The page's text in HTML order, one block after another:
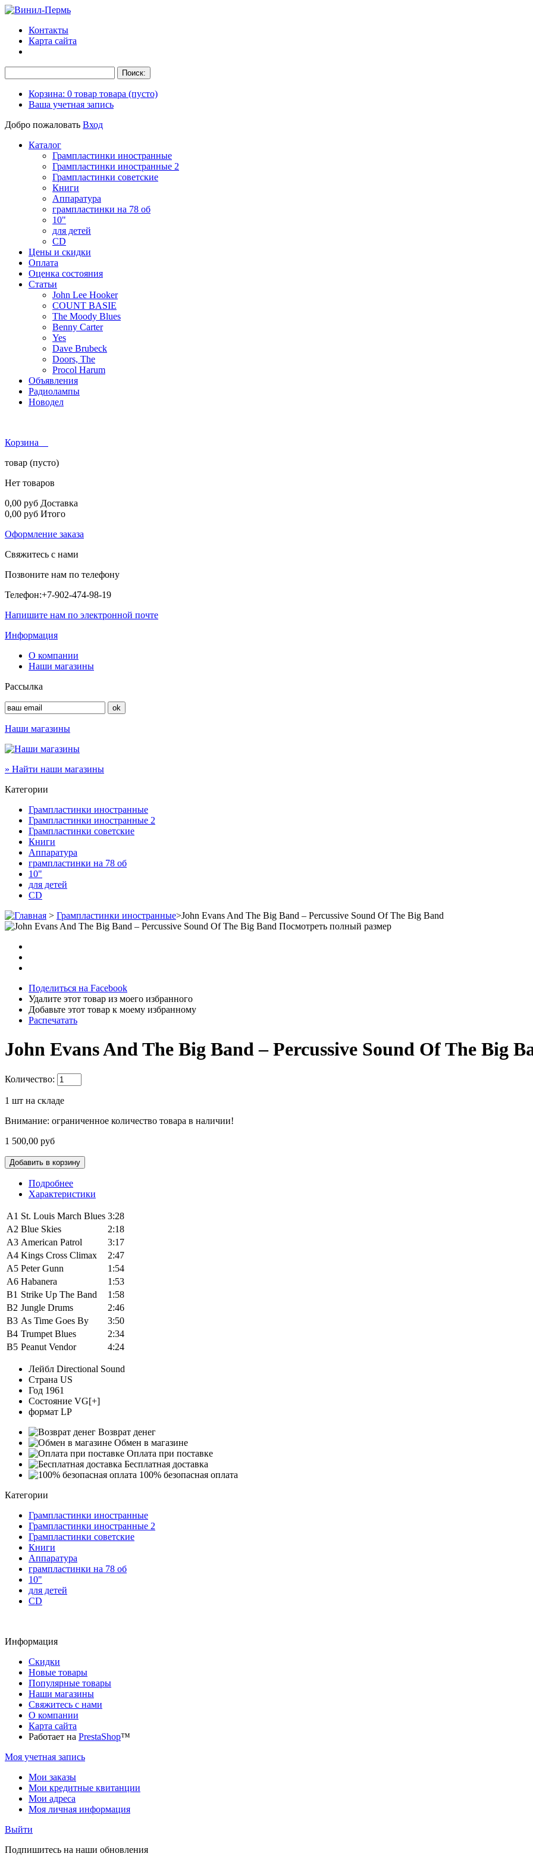
Контакты
Карта сайта
Корзина: 0 товар товара (пусто)
Ваша учетная запись
Добро пожаловать Вход
Каталог
Грампластинки иностранные
Грампластинки иностранные 2
Грампластинки советские
Книги
Аппаратура
грампластинки на 78 об
10"
для детей
CD
Цены и скидки
Оплата
Оценка состояния
Статьи
John Lee Hooker
COUNT BASIE
The Moody Blues
Benny Carter
Yes
Dave Brubeck
Doors, The
Procol Harum
Объявления
Радиолампы
Новодел
Корзина
товар (пусто)
Нет товаров
0,00 руб Доставка
0,00 руб Итого
Оформление заказа
Свяжитесь с нами
Позвоните нам по телефону
Телефон:+7-902-474-98-19
Напишите нам по электронной почте
Информация
О компании
Наши магазины
Рассылка
Наши магазины
» Найти наши магазины
Категории
Грампластинки иностранные
Грампластинки иностранные 2
Грампластинки советские
Книги
Аппаратура
грампластинки на 78 об
10"
для детей
CD
> Грампластинки иностранные>John Evans And The Big Band ‎– Percussive Sound Of The Big Band
Посмотреть полный размер
Поделиться на Facebook
Удалите этот товар из моего избранного
Добавьте этот товар к моему избранному
Распечатать
John Evans And The Big Band ‎– Percussive Sound Of The Big
Количество:
1 шт на складе
Внимание: ограниченное количество товара в наличии!
1 500,00 руб
Подробнее
Характеристики
A1 St. Louis March Blues 3:28
A2 Blue Skies
2:18
A3 American Patrol
3:17
A4 Kings Cross Climax
2:47
A5 Peter Gunn
1:54
A6 Habanera
1:53
B1 Strike Up The Band
1:58
B2 Jungle Drums
2:46
B3 As Time Goes By
3:50
B4 Trumpet Blues
2:34
B5 Peanut Vendor 4:24
Лейбл Directional Sound
Страна US
Год 1961
Состояние VG[+]
формат LP
Возврат денег
Обмен в магазине
Оплата при поставке
Бесплатная доставка
100% безопасная оплата
Категории
Грампластинки иностранные
Грампластинки иностранные 2
Грампластинки советские
Книги
Аппаратура
грампластинки на 78 об
10"
для детей
CD
Информация
Скидки
Новые товары
Популярные товары
Наши магазины
Свяжитесь с нами
О компании
Карта сайта
Работает на PrestaShop™
Моя учетная запись
Мои заказы
Мои кредитные квитанции
Мои адреса
Моя личная информация
Выйти
Подпишитесь на наши обновления